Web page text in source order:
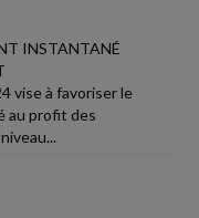
INSTANTANÉ
vise à favoriser le
au profit des